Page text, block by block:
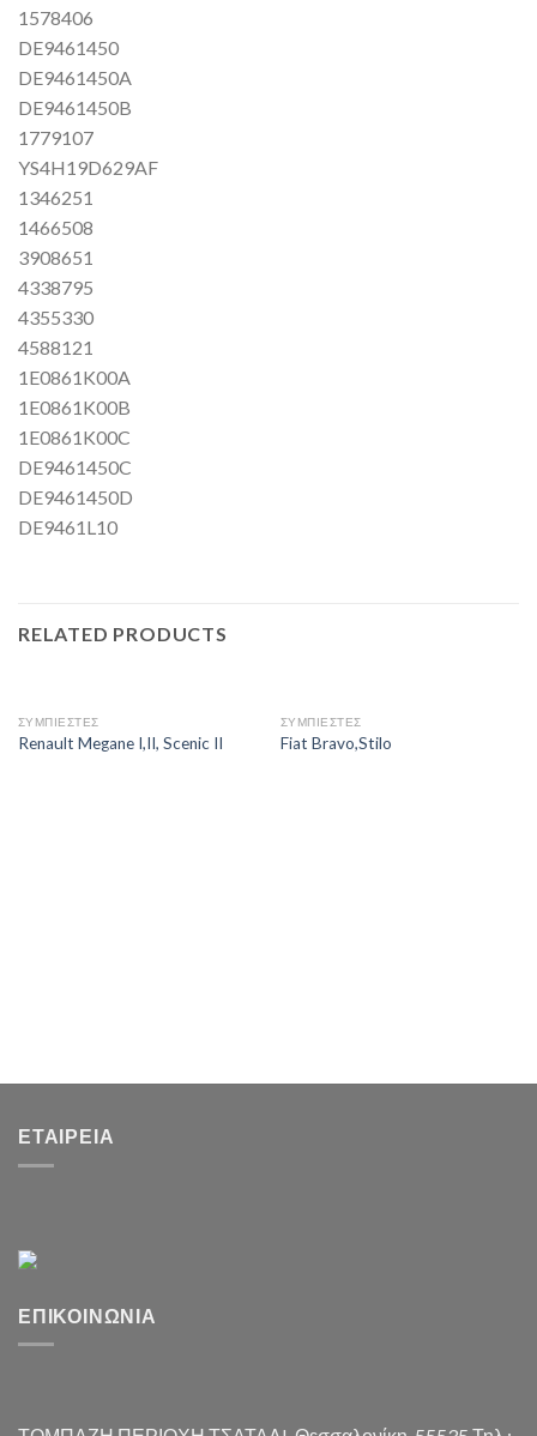
1578406
DE9461450
DE9461450A
DE9461450B
1779107
YS4H19D629AF
1346251
1466508
3908651
4338795
4355330
4588121
1E0861K00A
1E0861K00B
1E0861K00C
DE9461450C
DE9461450D
DE9461L10
RELATED PRODUCTS
ΣΥΜΠΙΕΣΤΕΣ
Renault Megane I,II, Scenic II
ΣΥΜΠΙΕΣΤΕΣ
Fiat Bravo,Stilo
ΕΤΑΙΡΕΊΑ
ΕΠΙΚΟΙΝΩΝΊΑ